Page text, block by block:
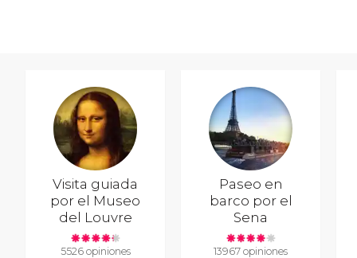
Visita guiada
por el Museo
del Louvre
5526 opiniones
Paseo en
barco por el
Sena
13967 opiniones